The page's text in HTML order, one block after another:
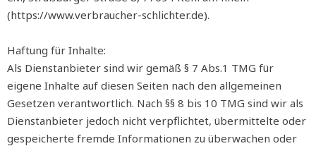
(https://www.verbraucher-schlichter.de).
Haftung für Inhalte:
Als Dienstanbieter sind wir gemäß § 7 Abs.1 TMG für
eigene Inhalte auf diesen Seiten nach den allgemeinen
Gesetzen verantwortlich. Nach §§ 8 bis 10 TMG sind wir als
Dienstanbieter jedoch nicht verpflichtet, übermittelte oder
gespeicherte fremde Informationen zu überwachen oder